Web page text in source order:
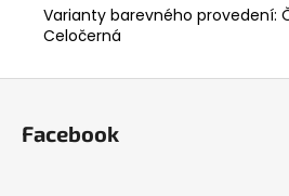
Varianty barevného provedení:
Celočerná
Facebook